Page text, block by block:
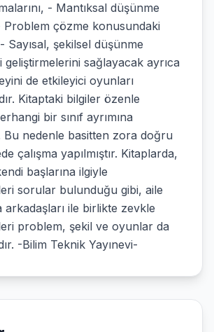
- Mantıksal düşünme
Problem çözme konusundaki
Sayısal, şekilsel düşünme
geliştirmelerini sağlayacak ayrıca
de etkileyici oyunları
Kitaptaki bilgiler özenle
bir sınıf ayrımına
Bu nedenle basitten zora doğru
çalışma yapılmıştır. Kitaplarda,
başlarına ilgiyle
sorular bulunduğu gibi, aile
ile birlikte zevkle
problem, şekil ve oyunlar da
-Bilim Teknik Yayınevi-